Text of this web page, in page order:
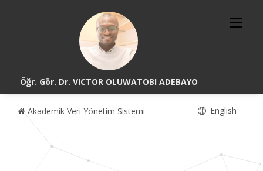
Öğr. Gör. Dr. VICTOR OLUWATOBI ADEBAYO
Akademik Veri Yönetim Sistemi English